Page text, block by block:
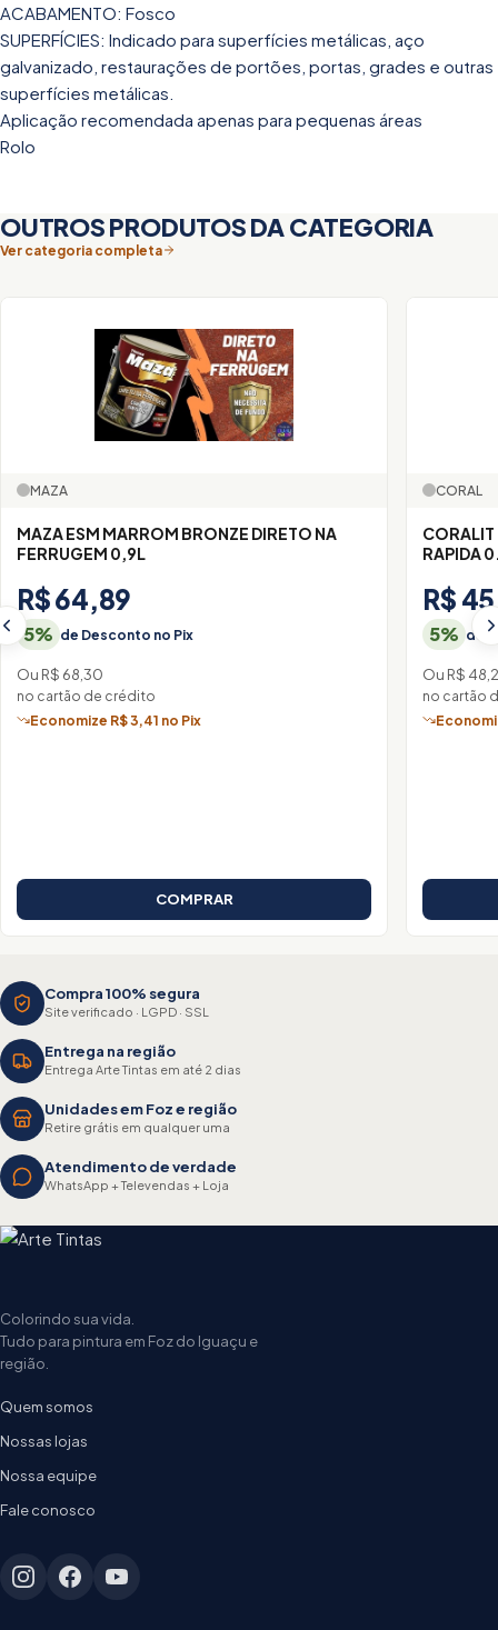
ACABAMENTO: Fosco
SUPERFÍCIES: Indicado para superfícies metálicas, aço
galvanizado, restaurações de portões, portas, grades e outras
superfícies metálicas.
Aplicação recomendada apenas para pequenas áreas
Rolo
OUTROS PRODUTOS DA CATEGORIA
Ver categoria completa
MAZA
MAZA ESM MARROM BRONZE DIRETO NA
FERRUGEM 0,9L
R$ 64,89
5% de Desconto no Pix
Ou R$ 68,30
no cartão de crédito
Economize R$ 3,41 no Pix
COMPRAR
CORAL
RAPIDA
R$
5% de
Ou R$
no cartão
Compra 100% segura
Site verificado · LGPD · SSL
Entrega na região
Entrega Arte Tintas em até 2 dias
Unidades em Foz e região
Retire grátis em qualquer uma
Atendimento de verdade
WhatsApp + Televendas + Loja
Colorindo sua vida.
Tudo para pintura em Foz do Iguaçu e
região.
Quem somos
Nossas lojas
Nossa equipe
Fale conosco